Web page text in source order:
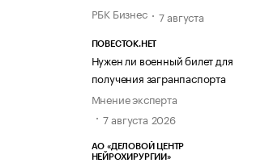
РБК Бизнес
7 августа
ПОВЕСТОК.НЕТ
Нужен ли военный билет для
получения загранпаспорта
Мнение эксперта
7 августа 2026
АО «ДЕЛОВОЙ ЦЕНТР
НЕЙРОХИРУРГИИ»